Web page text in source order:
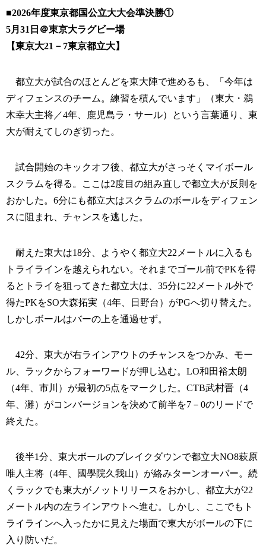
■2026年度東京都国公立大大会準決勝①
5月31日＠東京大ラグビー場
【東京大21－7東京都立大】
都立大が試合のほとんどを東大陣で進めるも、「今年は
ディフェンスのチーム。練習を積んでいます」（東大・鵜
木幸大主将／4年、鹿児島ラ・サール）という言葉通り、東
大が耐えてしのぎ切った。
試合開始のキックオフ後、都立大がさっそくマイボール
スクラムを得る。ここは2度目の組み直しで都立大が反則を
おかした。6分にも都立大はスクラムのボールをディフェン
スに阻まれ、チャンスを逃した。
耐えた東大は18分、ようやく都立大22メートルに入るも
トライラインを越えられない。それまでゴール前でPKを得
るとトライを狙ってきた都立大は、35分に22メートル外で
得たPKをSO大森拓実（4年、日野台）がPGへ切り替えた。
しかしボールはバーの上を通過せず。
42分、東大が右ラインアウトのチャンスをつかみ、モー
ル、ラックからフォーワードが押し込む。LO和田裕太朗
（4年、市川）が最初の5点をマークした。CTB武村晋（4
年、灘）がコンバージョンを決めて前半を7－0のリードで
終えた。
後半1分、東大ボールのブレイクダウンで都立大NO8萩原
唯人主将（4年、國學院久我山）が絡みターンオーバー。続
くラックでも東大がノットリリースをおかし、都立大が22
メートル内の左ラインアウトへ進む。しかし、ここでもト
ライラインへ入ったかに見えた場面で東大がボールの下に
入り防いだ。